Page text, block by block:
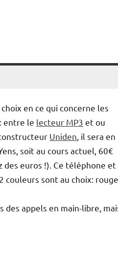
en ce qui concerne les
entre le lecteur MP3 et ou
Uniden , il sera en
soit au cours actuel, 60€
des euros !). Ce téléphone et
couleurs sont au choix: rouge
appels en main-libre,